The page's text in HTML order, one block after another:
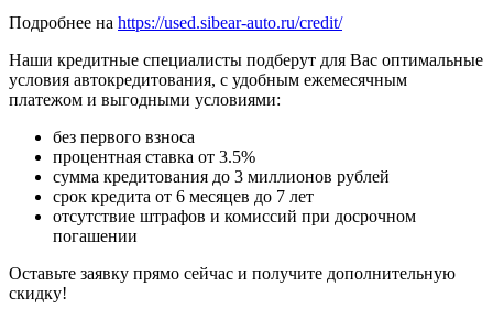
Подробнее на https://used.sibear-auto.ru/credit/
Наши кредитные специалисты подберут для Вас оптимальные
условия автокредитования, с удобным ежемесячным
платежом и выгодными условиями:
без первого взноса
процентная ставка от 3.5%
сумма кредитования до 3 миллионов рублей
срок кредита от 6 месяцев до 7 лет
отсутствие штрафов и комиссий при досрочном
погашении
Оставьте заявку прямо сейчас и получите дополнительную
скидку!